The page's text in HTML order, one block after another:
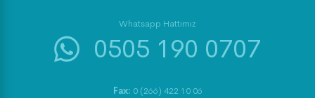
Whatsapp Hattımız
0505 190 0707
Fax: 0 (266) 422 10 06